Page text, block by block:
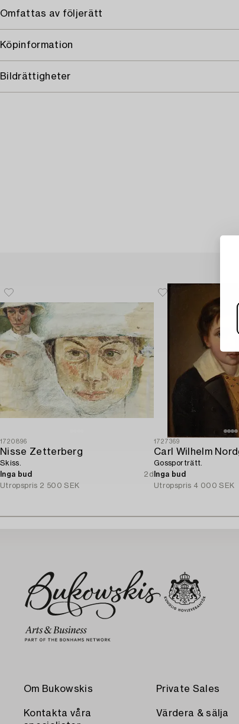
Omfattas av följerätt
Köpinformation
Bildrättigheter
1720896
Nisse Zetterberg
Skiss.
Inga bud
2d
Utropspris 2 500 SEK
1727369
Carl Wilhelm
Gossporträtt.
Inga bud
Utropspris 4 000 SEK
Om Bukowskis
Kontakta våra
Private Sales
Värdera & sälja